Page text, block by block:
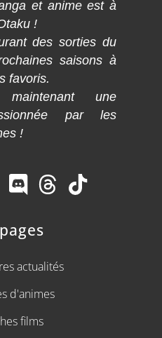
et anime est à
!
des sorties du
saisons à
favoris.
une
par les
!
actualités
d'animes
films